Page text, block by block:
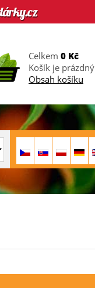
Celkem 0 Kč
Košík je prázdný
Obsah košíku